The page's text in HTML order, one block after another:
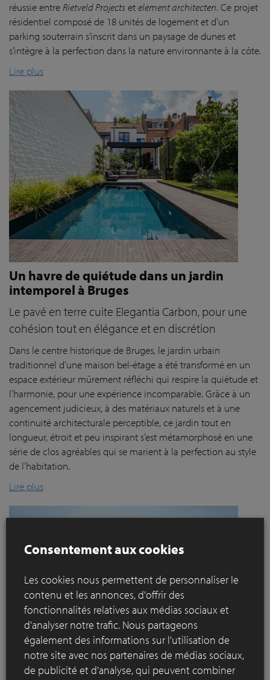
réussie entre Rietveld Projectsetelement architecten. Ce projet
résidentiel composé de 18 unités de logement et d’un
parking souterrain s’inscrit dans un paysage de dunes et
s’intègre à la perfection dans la nature environnante à la côte.
Lire plus
Un havre de quiétude dans un jardin
intemporel à Bruges
Le pavé en terre cuite Elegantia Carbon, pour une
cohésion tout en élégance et en discrétion
Dans le centre historique de Bruges, le jardin urbain
traditionnel d’une maison bel-étage a été transformé en un
espace extérieur mûrement réfléchi qui respire la quiétude et
l’harmonie, pour une expérience incomparable. Grâce à un
agencement judicieux, à des matériaux naturels et à une
continuité architecturale perceptible, ce jardin tout en
longueur, étroit et peu inspirant s’est métamorphosé en une
série de clos agréables qui se marient à la perfection au style
de l’habitation.
Lire plus
Consentement aux cookies
Les cookies nous permettent de personnaliser le
contenu et les annonces, d'offrir des
fonctionnalités relatives aux médias sociaux et
d'analyser notre trafic. Nous partageons
également des informations sur l'utilisation de
notre site avec nos partenaires de médias sociaux,
de publicité et d'analyse, qui peuvent combiner